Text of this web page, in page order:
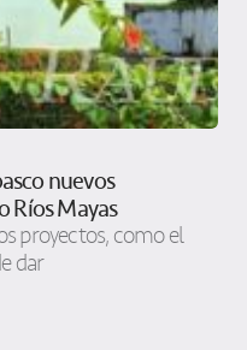
nuevos
Mayas
proyectos, como el
dar